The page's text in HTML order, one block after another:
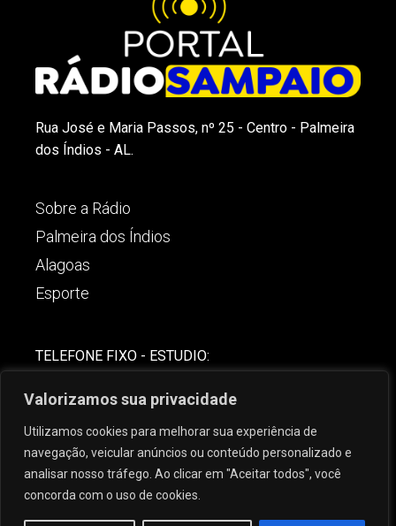
Valorizamos sua privacidade
Utilizamos cookies para melhorar sua experiência de
navegação, veicular anúncios ou conteúdo personalizado e
analisar nosso tráfego. Ao clicar em "Aceitar todos", você
concorda com o uso de cookies.
Rua José e Maria Passos, nº 25 - Centro - Palmeira
dos Índios - AL.
Sobre a Rádio
Palmeira dos Índios
Alagoas
Esporte
TELEFONE FIXO - ESTUDIO:
(82) 99621-8806